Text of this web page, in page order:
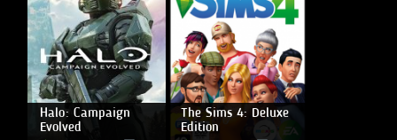
Halo: Campaign
Evolved
The Sims 4: Deluxe
Edition